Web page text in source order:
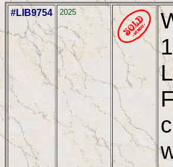
#LIB9754
2025